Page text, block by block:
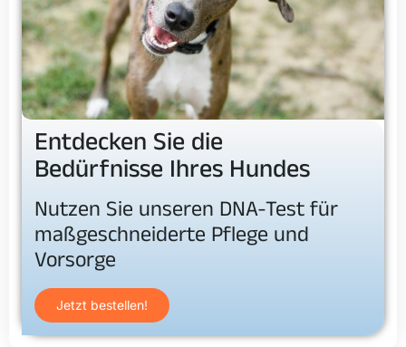
Entdecken Sie die
Bedürfnisse Ihres Hundes
Nutzen Sie unseren DNA-Test für
maßgeschneiderte Pflege und
Vorsorge
Jetzt bestellen!